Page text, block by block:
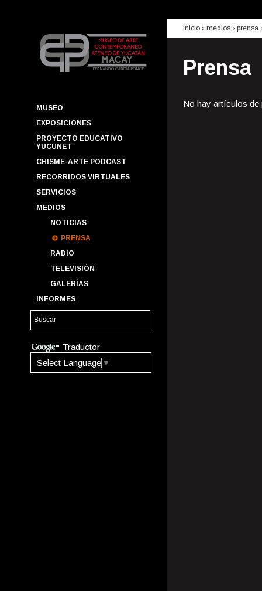
MUSEO
EXPOSICIONES
PROYECTO EDUCATIVO
YUCUNET
CHISME-ARTE PODCAST
RECORRIDOS VIRTUALES
SERVICIOS
MEDIOS
NOTICIAS
PRENSA
RADIO
TELEVISIÓN
GALERÍAS
INFORMES
Traductor
Select Language ▼
inicio › medios › prensa
Prensa
No hay artículos de